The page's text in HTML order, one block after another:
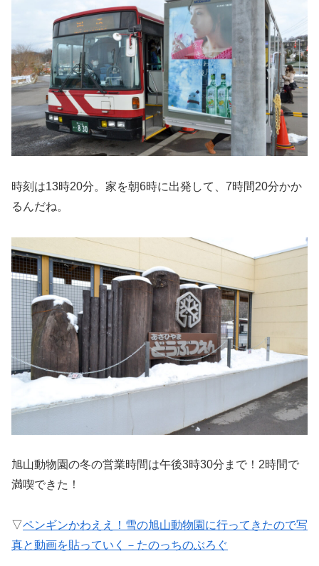
時刻は13時20分。家を朝6時に出発して、7時間20分かか
るんだね。
旭山動物園の冬の営業時間は午後3時30分まで！2時間で
満喫できた！
▽ペンギンかわええ！雪の旭山動物園に行ってきたので写
真と動画を貼っていく－たのっちのぶろぐ